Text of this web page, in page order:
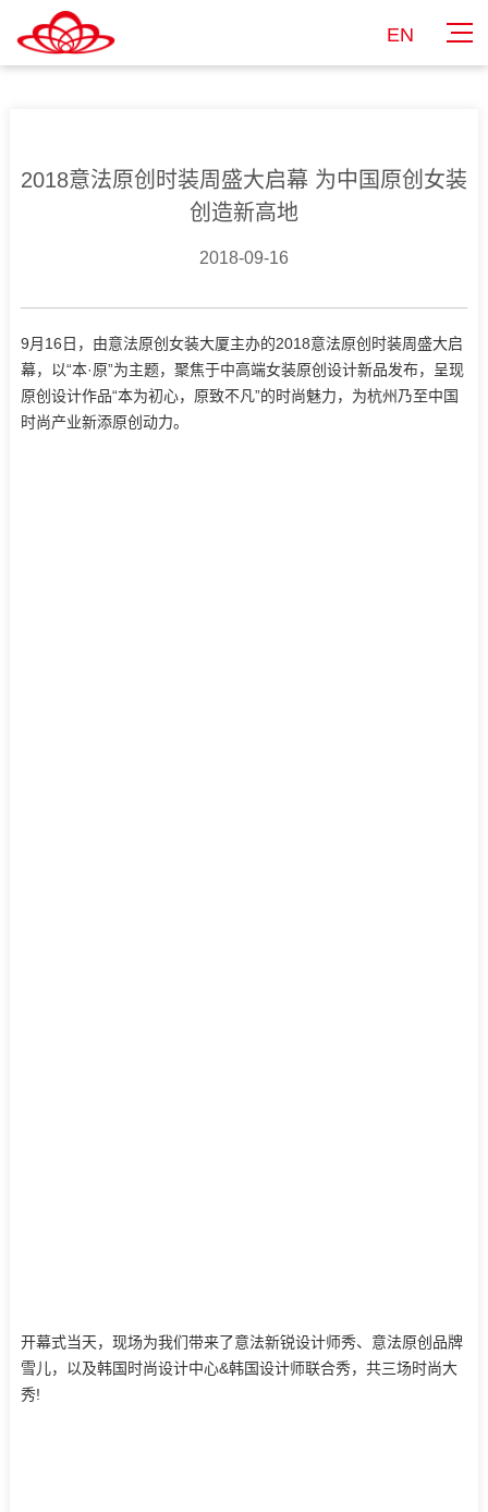
EN
2018意法原创时装周盛大启幕 为中国原创女装
创造新高地
2018-09-16
9月16日，由意法原创女装大厦主办的2018意法原创时装周盛大启
幕，以“本·原”为主题，聚焦于中高端女装原创设计新品发布，呈现
原创设计作品“本为初心，原致不凡”的时尚魅力，为杭州乃至中国
时尚产业新添原创动力。
开幕式当天，现场为我们带来了意法新锐设计师秀、意法原创品牌
雪儿，以及韩国时尚设计中心&韩国设计师联合秀，共三场时尚大
秀!